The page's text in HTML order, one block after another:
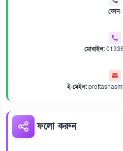
ফোন:
মোবাইল:
ই-মেইল:
ফলো করুন